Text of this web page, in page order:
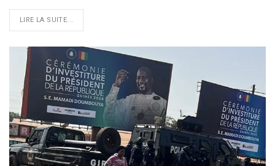
LIRE LA SUITE...